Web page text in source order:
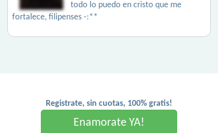
todo lo puedo en cristo que me
fortalece, filipenses -:**
Registrate, sin cuotas, 100% gratis!
Enamorate YA!